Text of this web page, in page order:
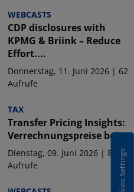
WEBCASTS
CDP disclosures with
KPMG & Briink – Reduce
Effort....
Donnerstag, 11. Juni 2026 | 62
Aufrufe
TAX
Transfer Pricing Insights:
Verrechnungspreise bei...
Dienstag, 09. Juni 2026 | 87
Aufrufe
Cookies Settings